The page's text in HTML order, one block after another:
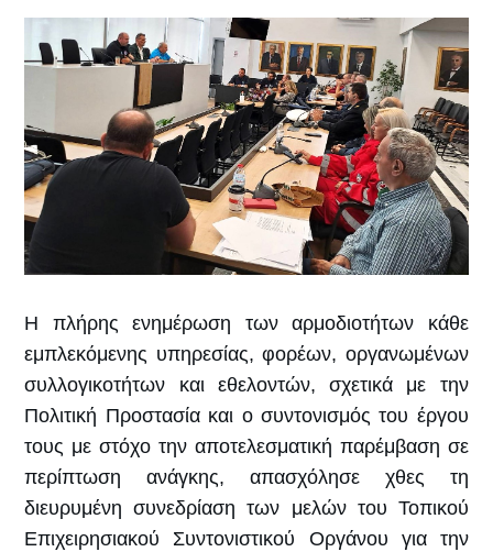
H πλήρης ενημέρωση των αρμοδιοτήτων κάθε
εμπλεκόμενης υπηρεσίας, φορέων, οργανωμένων
συλλογικοτήτων και εθελοντών, σχετικά με την
Πολιτική Προστασία και ο συντονισμός του έργου
τους με στόχο την αποτελεσματική παρέμβαση σε
περίπτωση ανάγκης, απασχόλησε χθες τη
διευρυμένη συνεδρίαση των μελών του Τοπικού
Επιχειρησιακού Συντονιστικού Οργάνου για την